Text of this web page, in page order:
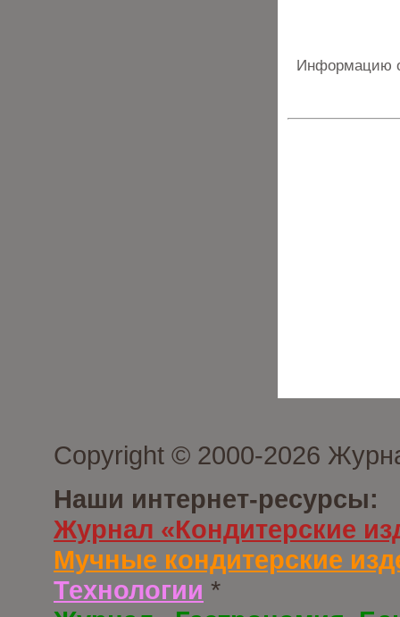
Информацию
Copyright © 2000-2026
Наши интернет-ресурсы:
Журнал «Кондитерские
Мучные кондитерские
Технологии *